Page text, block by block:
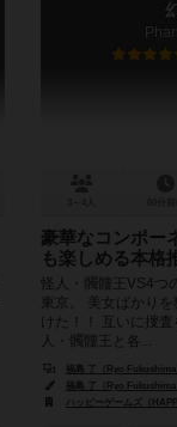
豪華なコンポー
も楽しめる本格
怪人・髑髏王VS4つ
東京。 美女ばかり
けた！！ 互いに捜
人・髑髏王と各...
福島 了（Ryo Fukushima
福島 了（Ryo Fukushima
ハッピーゲームズ（